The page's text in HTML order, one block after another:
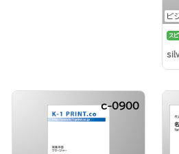
ビ
ス
c-0900